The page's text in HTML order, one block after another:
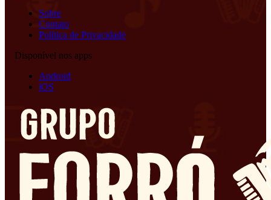
Sobre
Contato
Política de Privacidade
Disponível nos apps
Android
iOS